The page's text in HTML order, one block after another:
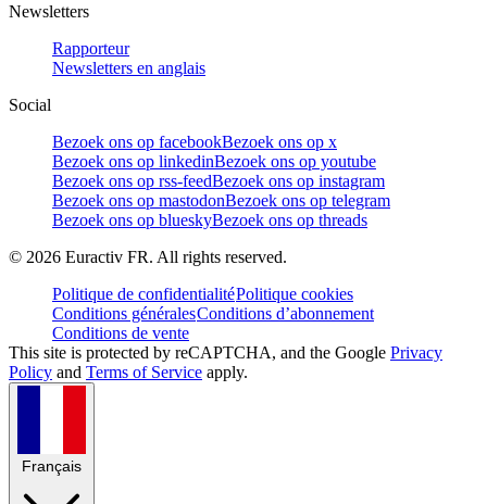
Newsletters
Rapporteur
Newsletters en anglais
Social
Bezoek ons op facebookBezoek ons op x
Bezoek ons op linkedinBezoek ons op youtube
Bezoek ons op rss-feedBezoek ons op instagram
Bezoek ons op mastodonBezoek ons op telegram
Bezoek ons op blueskyBezoek ons op threads
© 2026 Euractiv FR. All rights reserved.
Politique de confidentialitéPolitique cookies
Conditions généralesConditions d’abonnement
Conditions de vente
This site is protected by reCAPTCHA, and the Google Privacy
Policy and Terms of Service apply.
Français